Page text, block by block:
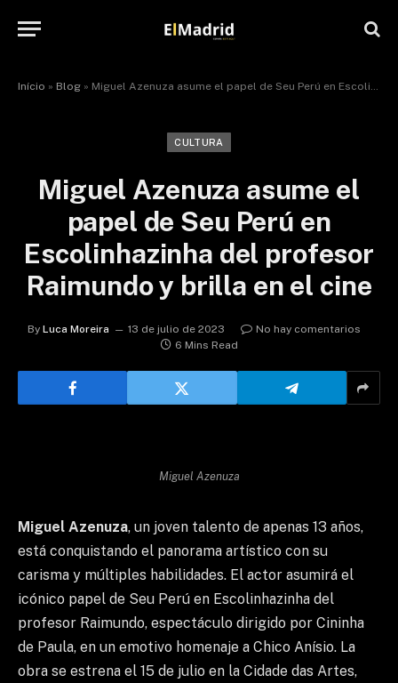
Início » Blog » Miguel Azenuza asume el papel de Seu Perú en Escolinhazinha del profesor Raimundo y brilla en el cine
CULTURA
Miguel Azenuza asume el
papel de Seu Perú en
Escolinhazinha del profesor
Raimundo y brilla en el cine
By Luca Moreira 13 de julio de 2023
No hay comentarios
6 Mins Read
Miguel Azenuza
Miguel Azenuza, un joven talento de apenas 13 años,
está conquistando el panorama artístico con su
carisma y múltiples habilidades. El actor asumirá el
icónico papel de Seu Perú en Escolinhazinha del
profesor Raimundo, espectáculo dirigido por Cininha
de Paula, en un emotivo homenaje a Chico Anísio. La
obra se estrena el 15 de julio en la Cidade das Artes,